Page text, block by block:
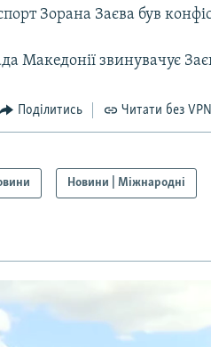
Зорана Заєва був
Македонії звинувачує
Поділитись Читати без VPN
Новини | Міжнародні